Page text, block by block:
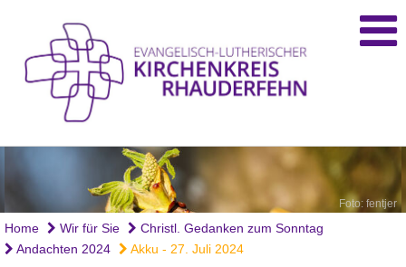
Foto: fentjer
Home Wir für Sie
Christl. Gedanken zum Sonntag
Andachten 2024
Akku - 27. Juli 2024